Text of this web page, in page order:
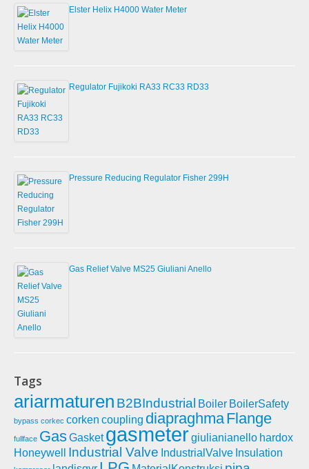
Elster Helix H4000 Water Meter
Regulator Fujikoki RA33 RC33 RD33
Pressure Reducing Regulator Fisher 299H
Gas Relief Valve MS25 Giuliani Anello
Tags
ariarmaturen B2BIndustrial Boiler BoilerSafety
bypass corkec corken coupling diapraghmaFlange
fullface GasGasket gasmetergiulianianello hardox
Honeywell
Industrial Valve IndustrialValve Insulation